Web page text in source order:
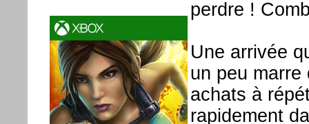
perdre !
Une arrivée
un peu
achats à
rapidement